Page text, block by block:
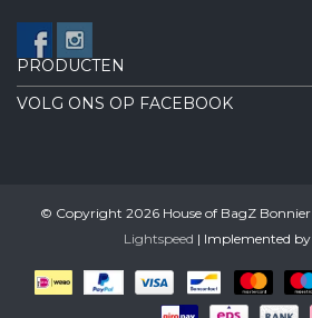
PRODUCTEN
VOLG ONS OP FACEBOOK
© Copyright 2026 House of BagZ
Lightspeed | Implemented by